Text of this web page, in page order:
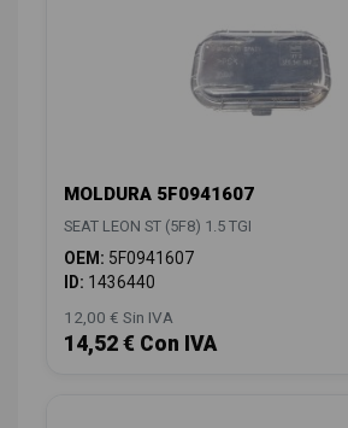
MOLDURA 5F0941607
SEAT LEON ST (5F8) 1.5 TGI
OEM: 5F0941607
ID: 1436440
12,00 € Sin IVA
14,52 € Con IVA